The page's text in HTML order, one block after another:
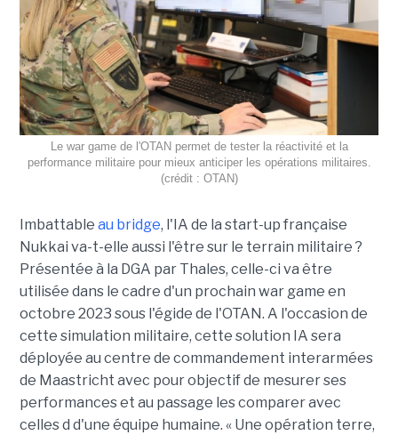
Le war game de l'OTAN permet de tester la réactivité et la
performance militaire pour mieux anticiper les opérations militaires.
(crédit : OTAN)
Imbattable au bridge, l'IA de la start-up française
Nukkai va-t-elle aussi l'être sur le terrain militaire ?
Présentée à la DGA par Thales, celle-ci va être
utilisée dans le cadre d'un prochain war game en
octobre 2023 sous l'égide de l'OTAN. A l'occasion de
cette simulation militaire, cette solution IA sera
déployée au centre de commandement interarmées
de Maastricht avec pour objectif de mesurer ses
performances et au passage les comparer avec
celles d d'une équipe humaine. « Une opération terre,